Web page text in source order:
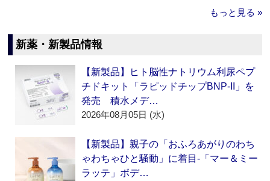
もっと見る »
新薬・新製品情報
【新製品】ヒト脳性ナトリウム利尿ペプ
チドキット「ラピッドチップBNP-II」を
発売 積水メデ…
2026年08月05日 (水)
【新製品】親子の「おふろあがりのわち
ゃわちゃひと騒動」に着目‐「マー＆ミー
ラッテ」ボデ…